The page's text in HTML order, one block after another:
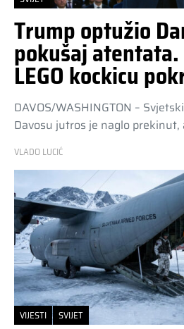
Trump optužio
pokušaj atentata.
LEGO kockicu
DAVOS/WASHINGTON –
Davosu jutros je naglo prekinut,
VLADO LUCIĆ
VIJESTI SVIJET